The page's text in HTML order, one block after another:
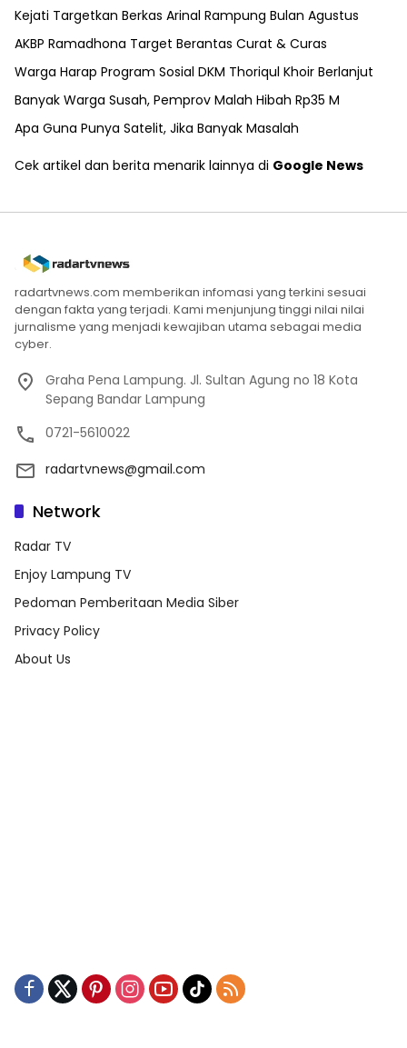
Kejati Targetkan Berkas Arinal Rampung Bulan Agustus
AKBP Ramadhona Target Berantas Curat & Curas
Warga Harap Program Sosial DKM Thoriqul Khoir Berlanjut
Banyak Warga Susah, Pemprov Malah Hibah Rp35 M
Apa Guna Punya Satelit, Jika Banyak Masalah
Cek artikel dan berita menarik lainnya di Google News
radartvnews.com memberikan infomasi yang terkini sesuai
dengan fakta yang terjadi. Kami menjunjung tinggi nilai nilai
jurnalisme yang menjadi kewajiban utama sebagai media
cyber.
Graha Pena Lampung. Jl. Sultan Agung no 18 Kota
Sepang Bandar Lampung
0721-5610022
radartvnews@gmail.com
Network
Radar TV
Enjoy Lampung TV
Pedoman Pemberitaan Media Siber
Privacy Policy
About Us